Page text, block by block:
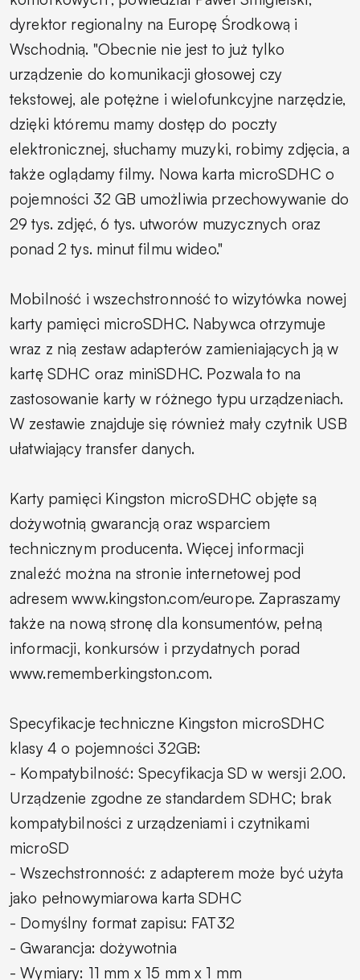
dyrektor regionalny na Europę Środkową i
Wschodnią. "Obecnie nie jest to już tylko
urządzenie do komunikacji głosowej czy
tekstowej, ale potężne i wielofunkcyjne narzędzie,
dzięki któremu mamy dostęp do poczty
elektronicznej, słuchamy muzyki, robimy zdjęcia, a
także oglądamy filmy. Nowa karta microSDHC o
pojemności 32 GB umożliwia przechowywanie do
29 tys. zdjęć, 6 tys. utworów muzycznych oraz
ponad 2 tys. minut filmu wideo."
Mobilność i wszechstronność to wizytówka nowej
karty pamięci microSDHC. Nabywca otrzymuje
wraz z nią zestaw adapterów zamieniających ją w
kartę SDHC oraz miniSDHC. Pozwala to na
zastosowanie karty w różnego typu urządzeniach.
W zestawie znajduje się również mały czytnik USB
ułatwiający transfer danych.
Karty pamięci Kingston microSDHC objęte są
dożywotnią gwarancją oraz wsparciem
technicznym producenta. Więcej informacji
znaleźć można na stronie internetowej pod
adresem www.kingston.com/europe. Zapraszamy
także na nową stronę dla konsumentów, pełną
informacji, konkursów i przydatnych porad
www.rememberkingston.com.
Specyfikacje techniczne Kingston microSDHC
klasy 4 o pojemności 32GB:
- Kompatybilność: Specyfikacja SD w wersji 2.00.
Urządzenie zgodne ze standardem SDHC; brak
kompatybilności z urządzeniami i czytnikami
microSD
- Wszechstronność: z adapterem może być użyta
jako pełnowymiarowa karta SDHC
- Domyślny format zapisu: FAT32
- Gwarancja: dożywotnia
- Wymiary: 11 mm x 15 mm x 1 mm